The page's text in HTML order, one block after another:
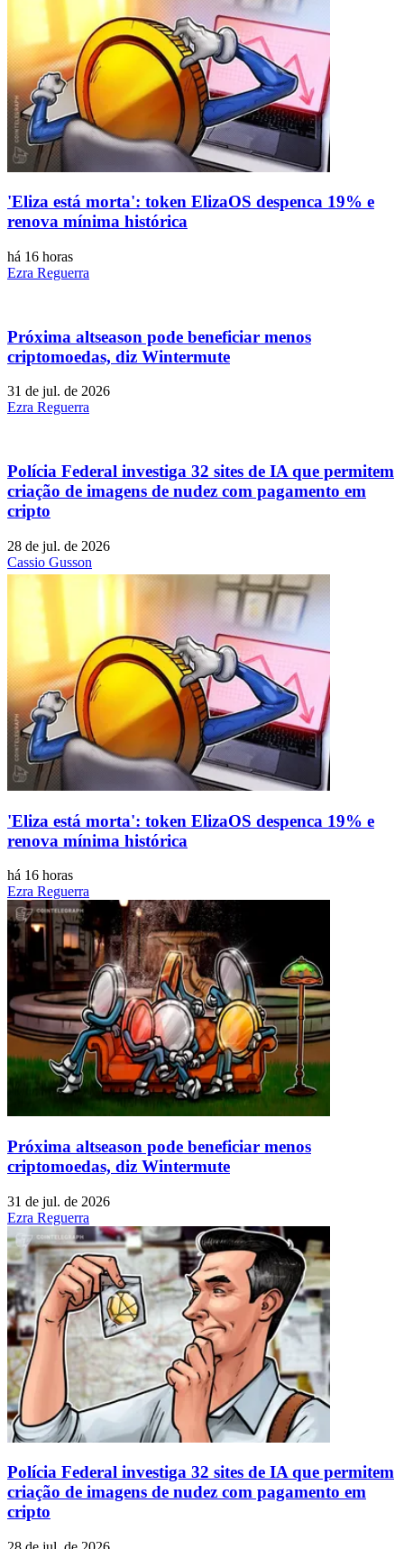
'Eliza está morta': token ElizaOS despenca 19% e
renova mínima histórica
há 16 horas
Ezra Reguerra
Próxima altseason pode beneficiar menos
criptomoedas, diz Wintermute
31 de jul. de 2026
Ezra Reguerra
Polícia Federal investiga 32 sites de IA que permitem
criação de imagens de nudez com pagamento em
cripto
28 de jul. de 2026
Cassio Gusson
'Eliza está morta': token ElizaOS despenca 19% e
renova mínima histórica
há 16 horas
Ezra Reguerra
Próxima altseason pode beneficiar menos
criptomoedas, diz Wintermute
31 de jul. de 2026
Ezra Reguerra
Polícia Federal investiga 32 sites de IA que permitem
criação de imagens de nudez com pagamento em
cripto